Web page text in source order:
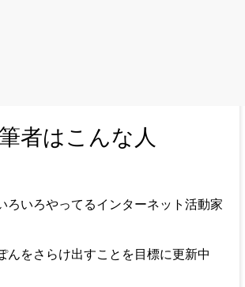
者はこんな人
ろいろやってるインターネット活動家
んをさらけ出すことを目標に更新中